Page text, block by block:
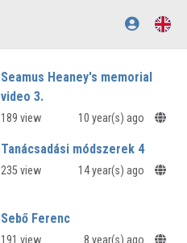
Seamus Heaney's memorial
video 3.
189 view 10 year(s) ago
Tanácsadási módszerek 4
235 view 14 year(s) ago
Sebő Ferenc